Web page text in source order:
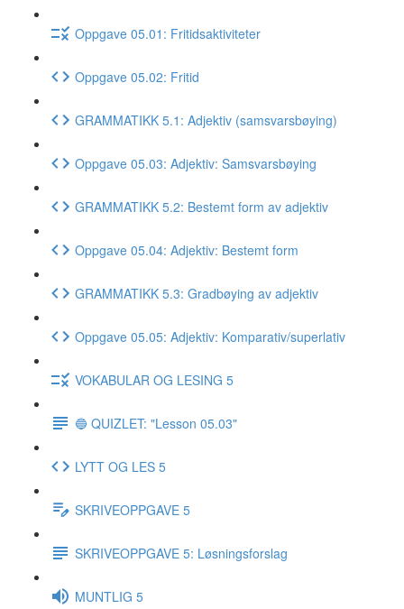
Oppgave 05.01: Fritidsaktiviteter
Oppgave 05.02: Fritid
GRAMMATIKK 5.1: Adjektiv (samsvarsbøying)
Oppgave 05.03: Adjektiv: Samsvarsbøying
GRAMMATIKK 5.2: Bestemt form av adjektiv
Oppgave 05.04: Adjektiv: Bestemt form
GRAMMATIKK 5.3: Gradbøying av adjektiv
Oppgave 05.05: Adjektiv: Komparativ/superlativ
VOKABULAR OG LESING 5
🔵 QUIZLET: "Lesson 05.03"
LYTT OG LES 5
SKRIVEOPPGAVE 5
SKRIVEOPPGAVE 5: Løsningsforslag
MUNTLIG 5